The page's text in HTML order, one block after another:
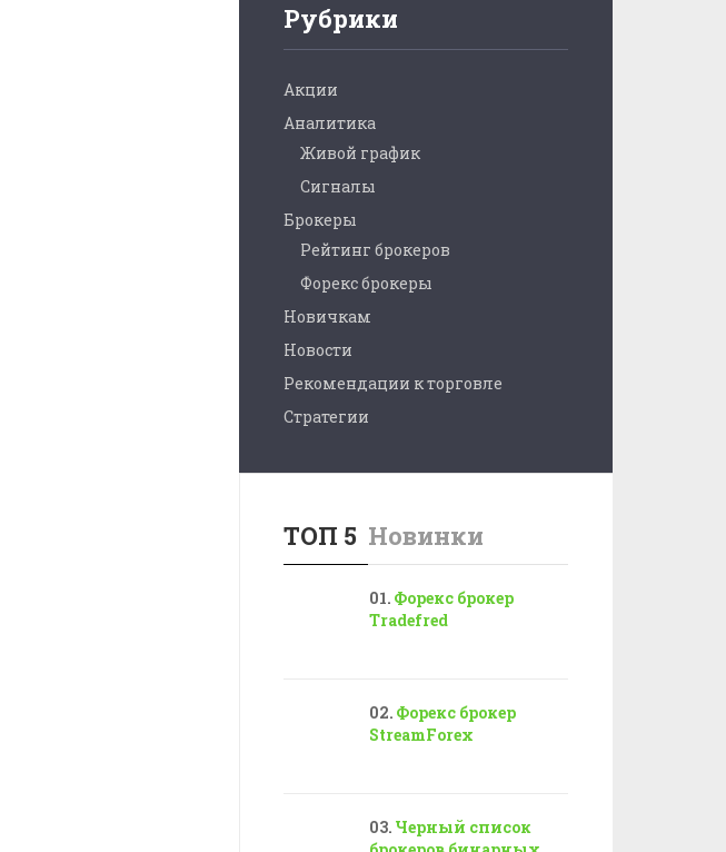
Рубрики
Акции
Аналитика
Живой график
Сигналы
Брокеры
Рейтинг брокеров
Форекс брокеры
Новичкам
Новости
Рекомендации к торговле
Стратегии
ТОП 5 Новинки
Форекс брокер
Tradefred
Форекс брокер
StreamForex
Черный список